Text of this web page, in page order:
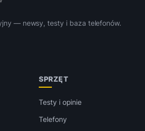
— newsy, testy i baza telefonów.
SPRZĘT
Testy i opinie
Telefony